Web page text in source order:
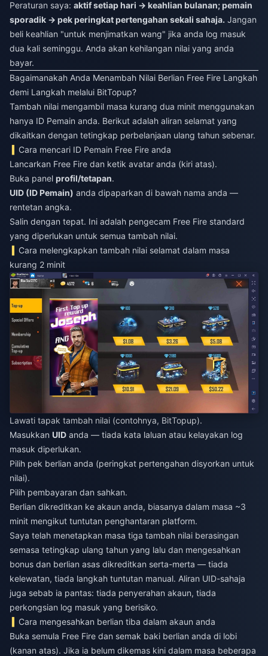
Peraturan saya: aktif setiap hari → keahlian bulanan; pemain
sporadik → pek peringkat pertengahan sekali sahaja. Jangan
beli keahlian "untuk menjimatkan wang" jika anda log masuk
dua kali seminggu. Anda akan kehilangan nilai yang anda
bayar.
Bagaimanakah Anda Menambah Nilai Berlian Free Fire Langkah
demi Langkah melalui BitTopup?
Tambah nilai mengambil masa kurang dua minit menggunakan
hanya ID Pemain anda. Berikut adalah aliran selamat yang
dikaitkan dengan tetingkap perbelanjaan ulang tahun sebenar.
Cara mencari ID Pemain Free Fire anda
Lancarkan Free Fire dan ketik avatar anda (kiri atas).
Buka panel profil/tetapan.
UID (ID Pemain) anda dipaparkan di bawah nama anda —
rentetan angka.
Salin dengan tepat. Ini adalah pengecam Free Fire standard
yang diperlukan untuk semua tambah nilai.
Cara melengkapkan tambah nilai selamat dalam masa
kurang 2 minit
Lawati tapak tambah nilai (contohnya, BitTopup).
Masukkan UID anda — tiada kata laluan atau kelayakan log
masuk diperlukan.
Pilih pek berlian anda (peringkat pertengahan disyorkan untuk
nilai).
Pilih pembayaran dan sahkan.
Berlian dikreditkan ke akaun anda, biasanya dalam masa ~3
minit mengikut tuntutan penghantaran platform.
Saya telah menetapkan masa tiga tambah nilai berasingan
semasa tetingkap ulang tahun yang lalu dan mengesahkan
bonus dan berlian asas dikreditkan serta-merta — tiada
kelewatan, tiada langkah tuntutan manual. Aliran UID-sahaja
juga sebab ia pantas: tiada penyerahan akaun, tiada
perkongsian log masuk yang berisiko.
Cara mengesahkan berlian tiba dalam akaun anda
Buka semula Free Fire dan semak baki berlian anda di lobi
(kanan atas). Jika ia belum dikemas kini dalam masa beberapa